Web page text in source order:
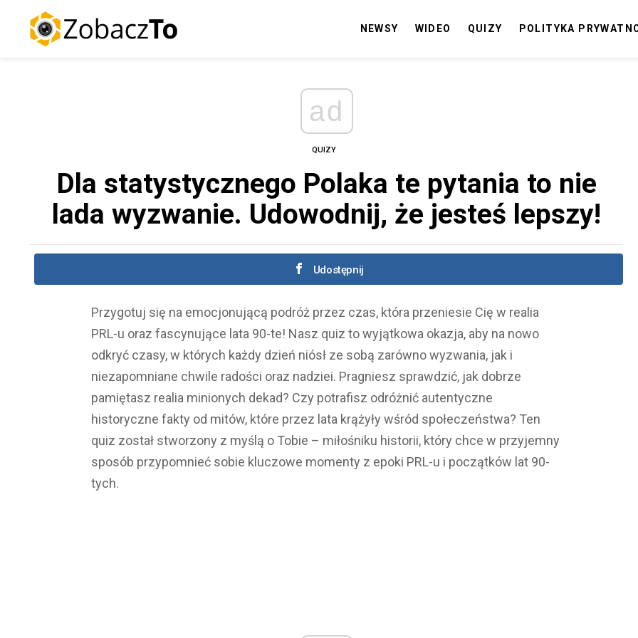
NEWSY WIDEO QUIZY POLITYKA
ad
QUIZY
Dla statystycznego Polaka te pytania to nie
lada wyzwanie. Udowodnij, że jesteś lepszy!
Udostępnij
Przygotuj się na emocjonującą podróż przez czas, która przeniesie Cię w realia
PRL-u oraz fascynujące lata 90-te! Nasz quiz to wyjątkowa okazja, aby na nowo
odkryć czasy, w których każdy dzień niósł ze sobą zarówno wyzwania, jak i
niezapomniane chwile radości oraz nadziei. Pragniesz sprawdzić, jak dobrze
pamiętasz realia minionych dekad? Czy potrafisz odróżnić autentyczne
historyczne fakty od mitów, które przez lata krążyły wśród społeczeństwa? Ten
quiz został stworzony z myślą o Tobie – miłośniku historii, który chce w przyjemny
sposób przypomnieć sobie kluczowe momenty z epoki PRL-u i początków lat 90-
tych.